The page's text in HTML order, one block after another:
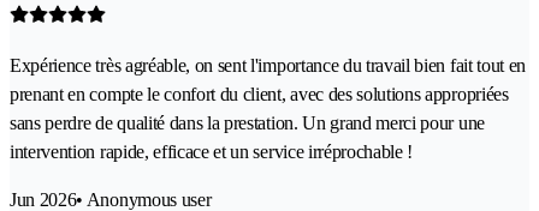
Expérience très agréable, on sent l'importance du travail bien fait tout en
prenant en compte le confort du client, avec des solutions appropriées
sans perdre de qualité dans la prestation. Un grand merci pour une
intervention rapide, efficace et un service irréprochable !
Jun 2026• Anonymous user